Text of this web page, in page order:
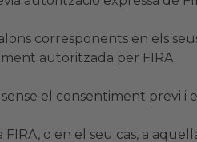
corresponents en els
autoritzada per FIRA.
el consentiment previ i
o en el seu cas, a